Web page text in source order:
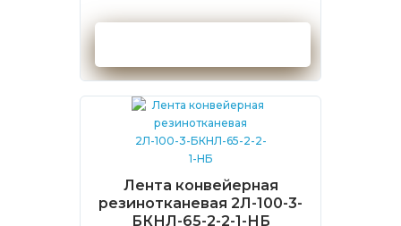
Лента конвейерная
резинотканевая 2Л-100-3-
БКНЛ-65-2-2-1-НБ